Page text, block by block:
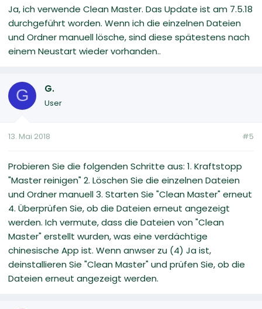
Ja, ich verwende Clean Master. Das Update ist am 7.5.18
durchgeführt worden. Wenn ich die einzelnen Dateien
und Ordner manuell lösche, sind diese spätestens nach
einem Neustart wieder vorhanden..
G G.
User
13. Mai 2018 #5
Probieren Sie die folgenden Schritte aus: 1. Kraftstopp
"Master reinigen" 2. Löschen Sie die einzelnen Dateien
und Ordner manuell 3. Starten Sie "Clean Master" erneut
4. Überprüfen Sie, ob die Dateien erneut angezeigt
werden. Ich vermute, dass die Dateien von "Clean
Master" erstellt wurden, was eine verdächtige
chinesische App ist. Wenn anwser zu (4) Ja ist,
deinstallieren Sie "Clean Master" und prüfen Sie, ob die
Dateien erneut angezeigt werden.